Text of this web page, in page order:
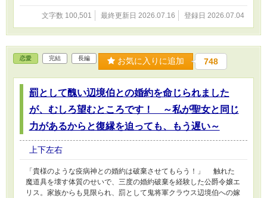
カイルもまた、アリアを軽んじ続けた責任を突きつけられる。 一
方、アリアは王子レナードから正式に請われ、結界を安定させる。
力を認められたアリアに、レナードは手を差し出す。 「もしよけ
れば、私の傍にいてくれないか？」 婚約者におざなりにされてき
た少女はその日、ようやく自分だけを見てくれる人の隣に立つこと
になるのだった。
文字数 100,501 最終更新日 2026.07.16 登録日 2026.07.04
恋愛 完結 長編 お気に入りに追加 748
罰として醜い辺境伯との婚約を命じられました
が、むしろ望むところです！ ～私が聖女と同じ
力があるからと復縁を迫っても、もう遅い～
上下左右
「貴様のような疫病神との婚約は破棄させてもらう！」 触れた
魔道具を壊す体質のせいで、三度の婚約破棄を経験した公爵令嬢エ
リス。家族からも見限られ、罰として鬼将軍クラウス辺境伯への嫁